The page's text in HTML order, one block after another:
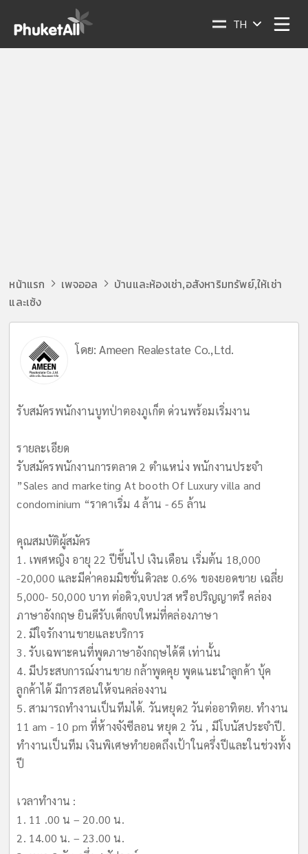
TH
หน้าแรก เพจออล บ้านและห้องเช่า,อสังหาริมทรัพย์,ให้เช่า
และเซ้ง
โดย:Ameen Realestate Co.,Ltd.
รับสมัครพนักงานบูทป่าตองภูเก็ต ด่วนพร้อมเริ่มงาน
รายละเอียด
รับสมัครพนักงานการตลาด 2 ตำแหน่ง พนักงานประจำ
”Sales and marketing At booth Of Luxury villa and
condominium “ราคาเริ่ม 4 ล้าน - 65 ล้าน
คุณสมบัติผู้สมัคร
1. เพศหญิง อายุ 22 ปีขึ้นไป เงินเดือน เริ่มต้น 18,000
-20,000 และมีค่าคอมมิชชั่นดิวละ 0.6% ของยอดขาย เฉลี่ย
5,000- 50,000 บาท ต่อดิว,จบปวส หรือปริญญาตรี คล่อง
ภาษาอังกฤษ ยินดีรับเด็กจบใหม่ที่คล่องภาษา
2. มีใจรักงานขายและบริการ
3. รับเฉพาะคนที่พูดภาษาอังกฤษได้ดี เท่านั้น
4. มีประสบการณ์งานขาย กล้าพูดคุย พูดแนะนำลูกค้า บุ้ค
ลูกค้าได้ มีการสอนให้จนคล่องงาน
5. สามารถทำงานเป็นทีมได้. วันหยุด2 วันต่ออาทิตย. ทำงาน
11 am - 10 pm ที่ห้างจังซีลอน หยุด 2 วัน , มีโบนัสประจำปี.
ทำงานเป็นทีม เงินพิเศษทำยอดถึงเป้าในครึ่งปีและในช่วงทั้ง
ปี
เวลาทำงาน :
1. 11 .00 น – 20.00 น.
2. 14.00 น. – 23.00 น.